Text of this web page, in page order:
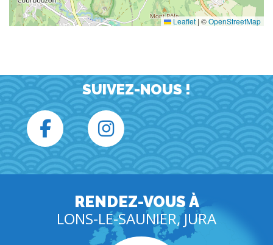
Leaflet | ©OpenStreetMap
SUIVEZ-NOUS !
RENDEZ-VOUS À
LONS-LE-SAUNIER, JURA